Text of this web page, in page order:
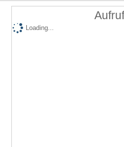
Loading...